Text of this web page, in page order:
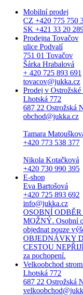
Mobilní prodej
CZ +420 775 750
SK +421 33 20
Prodejna Tovačov
ulice Podvalí
751 01 Tovačov
Šárka Hrabalová
+ 420 725 893 691
tovacov@jukka.cz
Prodej v
Lhotská 772
687 22 Ostrožská
obchod@jukka.cz
Tamara
+420 773 538 377
Nikola Kotačková
+420 730 990 395
E-shop
Eva Bartošová
+420 725 893 692
info@jukka.cz
OSOBNÍ
MOŽNÝ. Osobní
objednat pouze
OBJEDNÁVKY
CESTOU
za pochopení.
Velkoobchod
Lhotská 772
687 22 Ostrožská